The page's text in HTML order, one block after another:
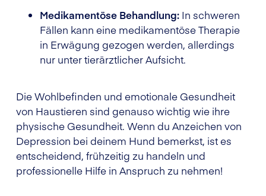
Medikamentöse Behandlung: In schweren
Fällen kann eine medikamentöse Therapie
in Erwägung gezogen werden, allerdings
nur unter tierärztlicher Aufsicht.
Die Wohlbefinden und emotionale Gesundheit
von Haustieren sind genauso wichtig wie ihre
physische Gesundheit. Wenn du Anzeichen von
Depression bei deinem Hund bemerkst, ist es
entscheidend, frühzeitig zu handeln und
professionelle Hilfe in Anspruch zu nehmen!